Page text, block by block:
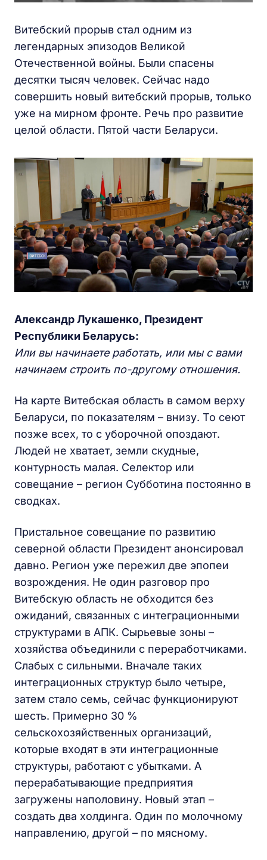
Витебский прорыв стал одним из
легендарных эпизодов Великой
Отечественной войны. Были спасены
десятки тысяч человек. Сейчас надо
совершить новый витебский прорыв, только
уже на мирном фронте. Речь про развитие
целой области. Пятой части Беларуси.
Александр Лукашенко, Президент
Республики Беларусь:
Или вы начинаете работать, или мы с вами
начинаем строить по-другому отношения.
На карте Витебская область в самом верху
Беларуси, по показателям – внизу. То сеют
позже всех, то с уборочной опоздают.
Людей не хватает, земли скудные,
контурность малая. Селектор или
совещание – регион Субботина постоянно в
сводках.
Пристальное совещание по развитию
северной области Президент анонсировал
давно. Регион уже пережил две эпопеи
возрождения. Не один разговор про
Витебскую область не обходится без
ожиданий, связанных с интеграционными
структурами в АПК. Сырьевые зоны –
хозяйства объединили с переработчиками.
Слабых с сильными. Вначале таких
интеграционных структур было четыре,
затем стало семь, сейчас функционируют
шесть. Примерно 30 %
сельскохозяйственных организаций,
которые входят в эти интеграционные
структуры, работают с убытками. А
перерабатывающие предприятия
загружены наполовину. Новый этап –
создать два холдинга. Один по молочному
направлению, другой – по мясному.